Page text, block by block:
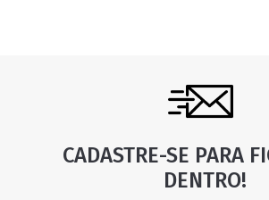
CADASTRE-SE PARA
DENTRO!